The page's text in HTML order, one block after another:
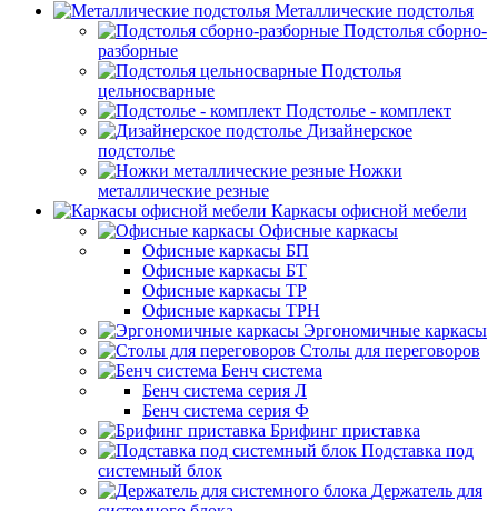
Металлические подстолья
Подстолья сборно-
разборные
Подстолья
цельносварные
Подстолье - комплект
Дизайнерское
подстолье
Ножки
металлические резные
Каркасы офисной мебели
Офисные каркасы
Офисные каркасы БП
Офисные каркасы БТ
Офисные каркасы ТР
Офисные каркасы ТРН
Эргономичные каркасы
Столы для переговоров
Бенч система
Бенч система серия Л
Бенч система серия Ф
Брифинг приставка
Подставка под
системный блок
Держатель для